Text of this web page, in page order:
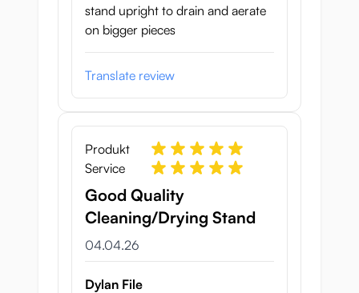
stand upright to drain and aerate
on bigger pieces
Translate review
Produkt
Service
Good Quality
Cleaning/Drying Stand
4. April 2026
04.04.26
Dylan File